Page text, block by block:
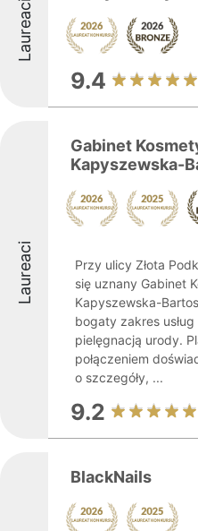
Laureaci
9.4
Laureaci
Gabinet
Kapyszewska-
Przy ulicy Złota
się uznany Gabinet
Kapyszewska-
bogaty zakres
pielęgnacją urody.
połączeniem
o szczegóły, ...
9.2
BlackNails